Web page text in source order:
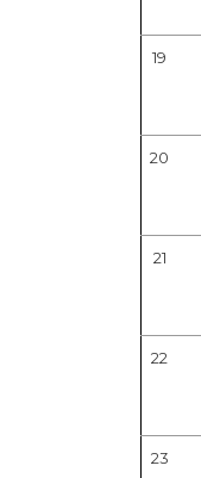
19
20
21
22
23